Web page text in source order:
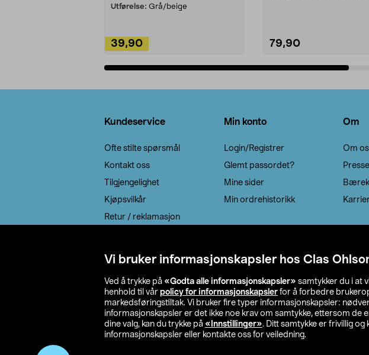
Vi bruker informasjonskapsler hos Clas
Ved å trykke på «Godta alle informasjonskapsler» samtykker du i at
henhold til vår policy for informasjonskapsler for å forbedre
markedsføringstiltak. Vi bruker fire typer informasjonskapsler:
informasjonskapsler er det ikke noe krav om samtykke, ettersom
dine valg, kan du trykke på «Innstillinger». Ditt samtykke er frivillig
informasjonskapsler eller kontakte oss for veiledning.
Utførelse: Grå/beige
39,90 79,90
Kundeservice
Ofte stilte spørsmål
Kontakt oss
Tilgjengelighet
Kjøpsvilkår
Retur / reklamasjon
Min konto
Login/Registrer
Glemt passordet?
Mine sider
Min ordrehistorikk
Om
Om
Presse